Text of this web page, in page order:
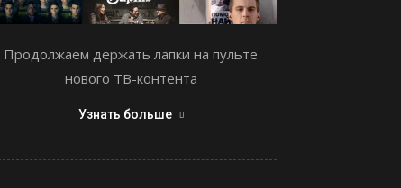
Продолжаем держать лапки на пульте
нового ТВ-контента
Узнать больше